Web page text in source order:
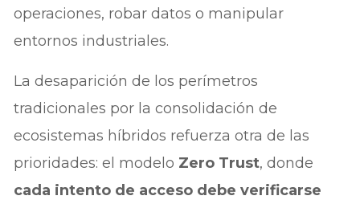
operaciones, robar datos o manipular
entornos industriales.
La desaparición de los perímetros
tradicionales por la consolidación de
ecosistemas híbridos refuerza otra de las
prioridades: el modelo Zero Trust, donde
cada intento de acceso debe verificarse